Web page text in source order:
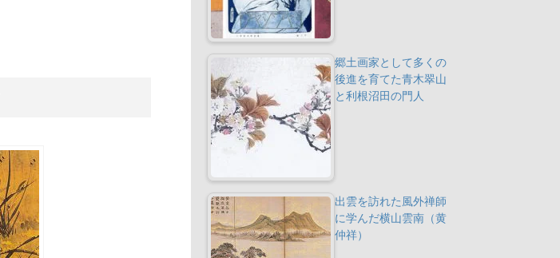
郷土画家として多くの
後進を育てた青木翠山
と利根沼田の門人
出雲を訪れた風外禅師
に学んだ横山雲南（黄
仲祥）